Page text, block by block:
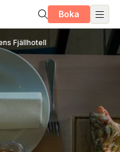
Boka
Fjällhotell